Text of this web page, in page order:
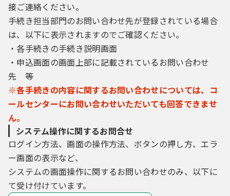
接ご連絡ください。
手続き担当部門のお問い合わせ先が登録されている場合
は、以下に表示されますのでご確認ください。
・各手続きの手続き説明画面
・申込画面の画面上部に記載されているお問い合わせ
先 等
※各手続きの内容に関するお問い合わせについては、コ
ールセンターにお問い合わせいただいても回答できませ
ん。
システム操作に関するお問合せ
ログイン方法、画面の操作方法、ボタンの押し方、エラ
ー画面の表示など、
システムの画面操作に関するお問い合わせのみ、以下に
て受け付けています。